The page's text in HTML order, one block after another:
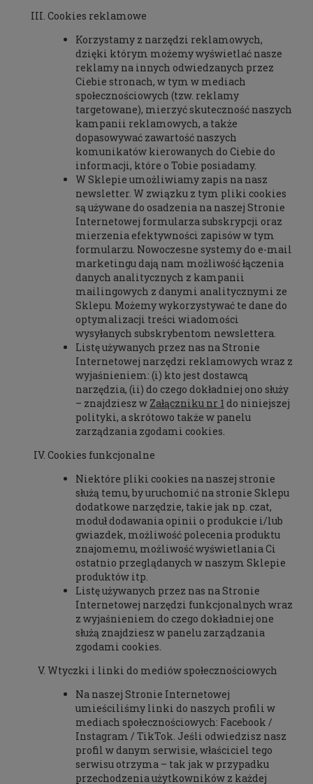
Cookies reklamowe
Korzystamy z narzędzi reklamowych,
dzięki którym możemy wyświetlać nasze
reklamy na innych odwiedzanych przez
Ciebie stronach, w tym w mediach
społecznościowych (tzw. reklamy
targetowane), mierzyć skuteczność naszych
kampanii reklamowych, a także
dopasowywać zawartość naszych
komunikatów kierowanych do Ciebie do
informacji, które o Tobie posiadamy.
W Sklepie umożliwiamy zapis na nasz
newsletter. W związku z tym pliki cookies
są używane do osadzenia na naszej Stronie
Internetowej formularza subskrypcji oraz
mierzenia efektywności zapisów w tym
formularzu. Nowoczesne systemy do e-mail
marketingu dają nam możliwość łączenia
danych analitycznych z kampanii
mailingowych z danymi analitycznymi ze
Sklepu. Możemy wykorzystywać te dane do
optymalizacji treści wiadomości
wysyłanych subskrybentom newslettera.
Listę używanych przez nas na Stronie
Internetowej narzędzi reklamowych wraz z
wyjaśnieniem: (i) kto jest dostawcą
narzędzia, (ii) do czego dokładniej ono służy
– znajdziesz w Załączniku nr 1 do niniejszej
polityki, a skrótowo także w panelu
zarządzania zgodami cookies.
Cookies funkcjonalne
Niektóre pliki cookies na naszej stronie
służą temu, by uruchomić na stronie Sklepu
dodatkowe narzędzie, takie jak np. czat,
moduł dodawania opinii o produkcie i/lub
gwiazdek, możliwość polecenia produktu
znajomemu, możliwość wyświetlania Ci
ostatnio przeglądanych w naszym Sklepie
produktów itp.
Listę używanych przez nas na Stronie
Internetowej narzędzi funkcjonalnych wraz
z wyjaśnieniem do czego dokładniej one
służą znajdziesz w panelu zarządzania
zgodami cookies.
Wtyczki i linki do mediów społecznościowych
Na naszej Stronie Internetowej
umieściliśmy linki do naszych profili w
mediach społecznościowych: Facebook /
Instagram / TikTok. Jeśli odwiedzisz nasz
profil w danym serwisie, właściciel tego
serwisu otrzyma – tak jak w przypadku
przechodzenia użytkowników z każdej